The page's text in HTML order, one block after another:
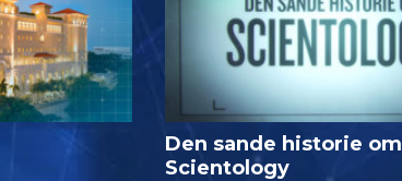
Den sande historie om
Scientology